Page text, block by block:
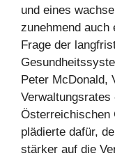
und eines
zunehmend auch
Frage der
Peter McDonald,
Verwaltungsrates
Österreichischen
plädierte dafür,
stärker auf die